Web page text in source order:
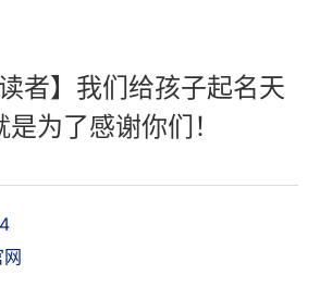
者】我们给孩子起名天
为了感谢你们！